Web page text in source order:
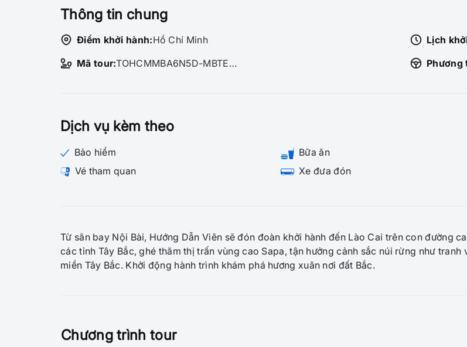
Thông tin chung
Điểm khởi hành:Hồ Chí Minh Lịch
Mã tour:
TOHCMMBA6N5D-MBTE-71361 Phương
Dịch vụ kèm theo
Bảo hiểm Bữa ăn
Vé tham quan
Xe đưa đón
Từ sân bay Nội Bài, Hướng Dẫn Viên sẽ đón đoàn khởi hành đến Lào Cai trên con đường
các tỉnh Tây Bắc, ghé thăm thị trấn vùng cao Sapa, tận hưởng cảnh sắc núi rừng như
miền Tây Bắc. Khởi động hành trình khám phá hương xuân nơi đất Bắc.
Chương trình tour